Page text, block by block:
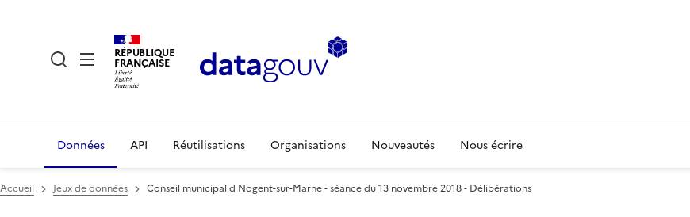
RÉPUBLIQUE
FRANÇAISE
Données API Réutilisations Organisations Nouveautés Nous écrire
Accueil Jeux de données Conseil municipal d Nogent-sur-Marne - séance du 13 novembre 2018 - Délibérations